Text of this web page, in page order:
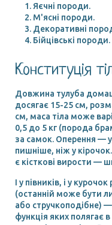
Яєчні породи.
М'ясні породи.
Декоративні
Бійцівські породи.
Конституція
Довжина тулуба
досягає 15-25 см,
см, маса тіла може
0,5 до 5 кг (порода
за самок. Оперення — у
пишніше, ніж у
є кісткові вирости —
І у півників, і у
(останній може бути
або стручкоподібне) —
функція яких полягає